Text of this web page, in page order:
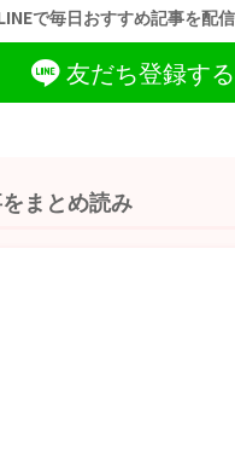
で毎日おすすめ記事を配信
友だち登録する
まとめ読み